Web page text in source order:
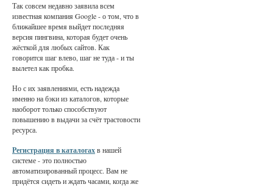
Так совсем недавно заявила всем
известная компания Google - о том, что в
ближайшее время выйдет последняя
версия пингвина, которая будет очень
жёсткой для любых сайтов. Как
говорится шаг влево, шаг не туда - и ты
вылетел как пробка.
Но с их заявлениями, есть надежда
именно на бэки из каталогов, которые
наоборот только способствуют
повышению в выдачи за счёт трастовости
ресурса.
Регистрация в каталогахв нашей
системе - это полностью
автоматизированный процесс. Вам не
придётся сидеть и ждать часами, когда же